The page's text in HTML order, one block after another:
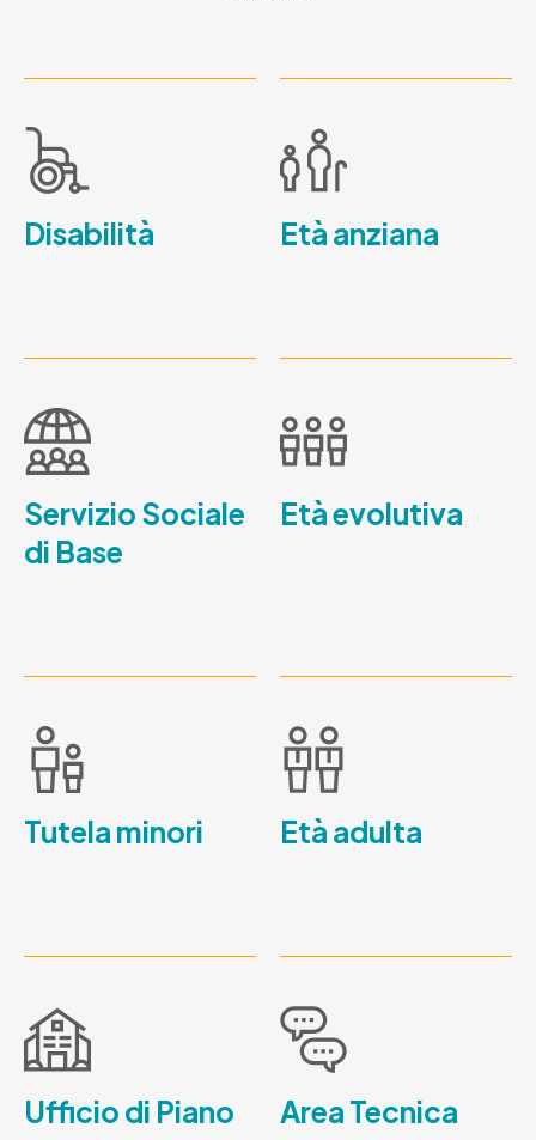
Disabilità Età anziana
Servizio Sociale
di Base
Età evolutiva
Tutela minori Età adulta
Ufficio di Piano Area Tecnica